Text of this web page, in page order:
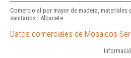
Comercio al por mayor de madera,
sanitarios | Albacete
Datos comerciales de Mosaicos